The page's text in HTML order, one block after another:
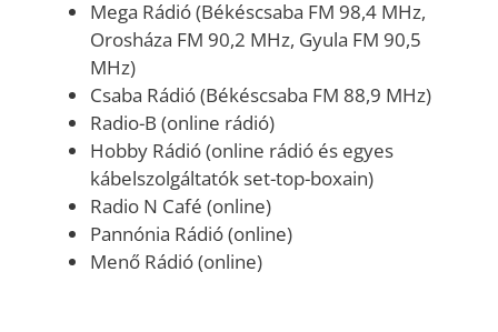
Mega Rádió (Békéscsaba FM 98,4 MHz,
Orosháza FM 90,2 MHz, Gyula FM 90,5
MHz)
Csaba Rádió (Békéscsaba FM 88,9 MHz)
Radio-B (online rádió)
Hobby Rádió (online rádió és egyes
kábelszolgáltatók set-top-boxain)
Radio N Café (online)
Pannónia Rádió (online)
Menő Rádió (online)